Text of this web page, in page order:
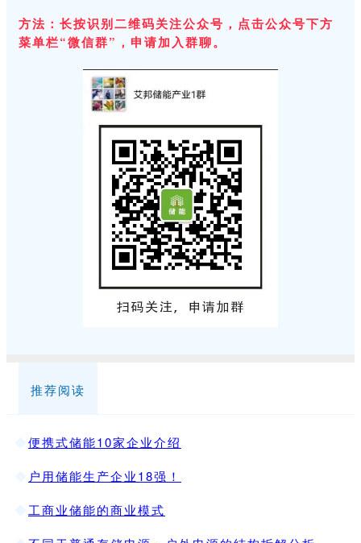
方法：长按识别二维码关注公众号，点击公众号下方
菜单栏“微信群”，申请加入群聊。
推荐阅读
便携式储能10家企业介绍
户用储能生产企业18强！
工商业储能的商业模式